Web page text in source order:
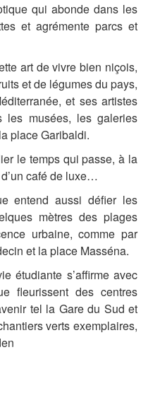
qui abonde dans les
et agrémente parcs et
art de vivre bien niçois,
et de légumes du pays,
et ses artistes
les musées, les galeries
place Garibaldi.
le temps qui passe, à la
café de luxe…
entend aussi défier les
mètres des plages
urbaine, comme par
et la place Masséna.
étudiante s’affirme avec
fleurissent des centres
tel la Gare du Sud et
verts exemplaires,